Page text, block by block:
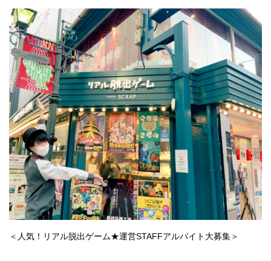
＜人気！リアル脱出ゲーム★運営STAFFアルバイト大募集＞